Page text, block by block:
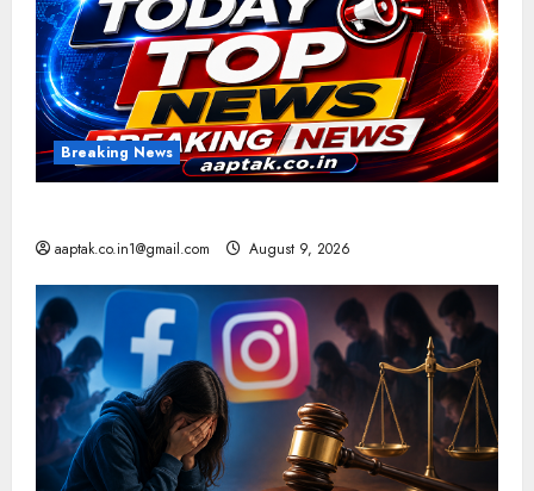
Breaking News
aaptak.co.in1@gmail.com August 9, 2026